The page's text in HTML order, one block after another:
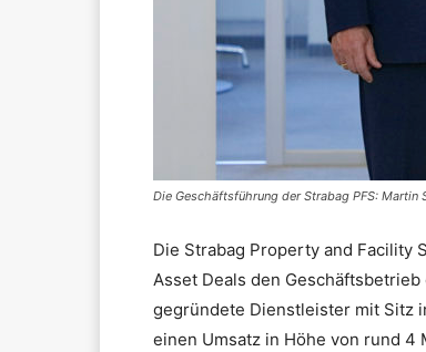
Die Geschäftsführung der Strabag PFS: Martin
Die Strabag Property and Facility
Asset Deals den
gegründete Dienstleister mit Sitz
einen Umsatz in Höhe von rund